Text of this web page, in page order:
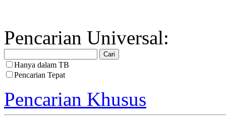
Pencarian Universal:
Hanya dalam TB
Pencarian Tepat
Pencarian Khusus